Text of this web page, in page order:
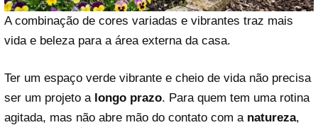
A combinação de cores variadas e vibrantes traz mais
vida e beleza para a área externa da casa.
Ter um espaço verde vibrante e cheio de vida não precisa
ser um projeto a longo prazo. Para quem tem uma rotina
agitada, mas não abre mão do contato com a natureza,